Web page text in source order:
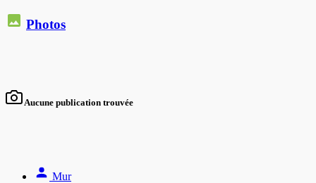
Photos
Aucune publication trouvée
Mur